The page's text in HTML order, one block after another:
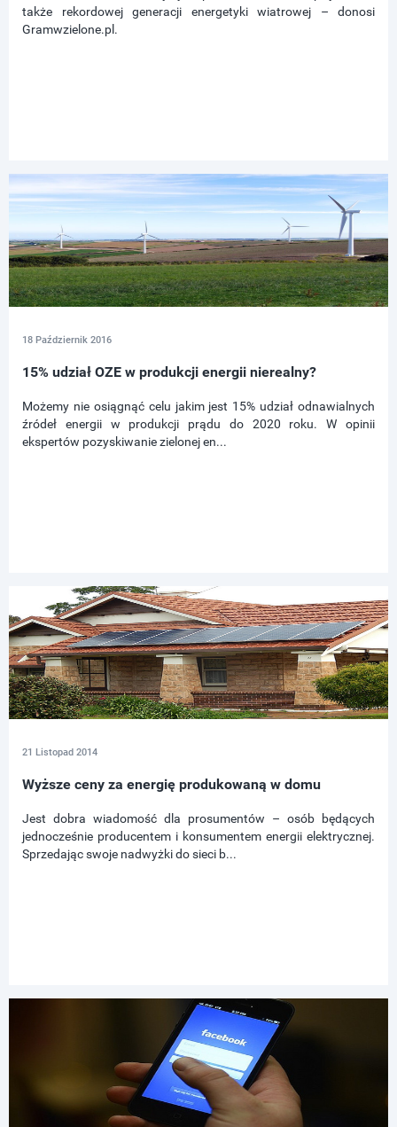
także rekordowej generacji energetyki wiatrowej – donosi
Gramwzielone.pl.
18 Październik 2016
15% udział OZE w produkcji energii nierealny?
Możemy nie osiągnąć celu jakim jest 15% udział odnawialnych
źródeł energii w produkcji prądu do 2020 roku. W opinii
ekspertów pozyskiwanie zielonej en...
21 Listopad 2014
Wyższe ceny za energię produkowaną w domu
Jest dobra wiadomość dla prosumentów – osób będących
jednocześnie producentem i konsumentem energii elektrycznej.
Sprzedając swoje nadwyżki do sieci b...